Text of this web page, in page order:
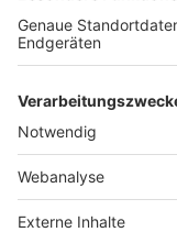
Nutzungsbedingungen